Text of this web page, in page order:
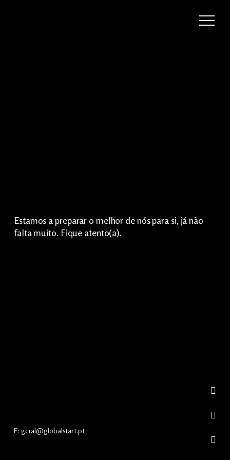
Estamos a preparar o melhor de nós para si, já não
falta muito. Fique atento(a).
E: geral@globalstart.pt